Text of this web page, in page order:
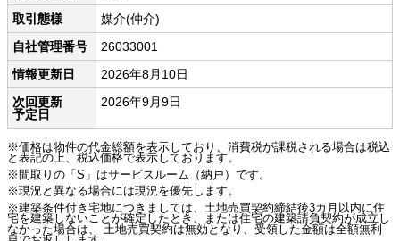
取引態様
媒介(仲介)
自社管理番号
26033001
情報更新日
2026年8月10日
次回更新
予定日
2026年9月9日
※価格は物件の代金総額を表示しており、消費税が課税される場合は税込
と表記の上、税込価格で表示しております。
※間取りの「S」はサービスルーム（納戸）です。
※現況と異なる場合には現況を優先します。
※建築条件付き宅地につきましては、土地売買契約締結後3カ月以内に住
宅を建築しないことが確定したとき、または住宅の建築請負契約が成立し
なかった場合は、 土地売買契約は無効となり、受領した金額は全額無利